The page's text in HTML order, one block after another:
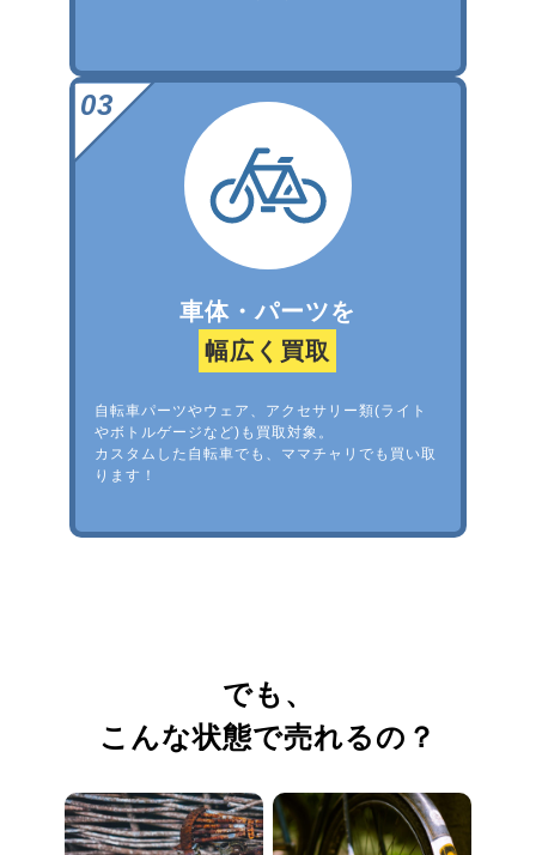
車体・パーツを
幅広く買取
自転車パーツやウェア、アクセサリー類(ライト
やボトルゲージなど)も買取対象。
カスタムした自転車でも、ママチャリでも買い取
ります！
でも、
こんな状態で売れるの？